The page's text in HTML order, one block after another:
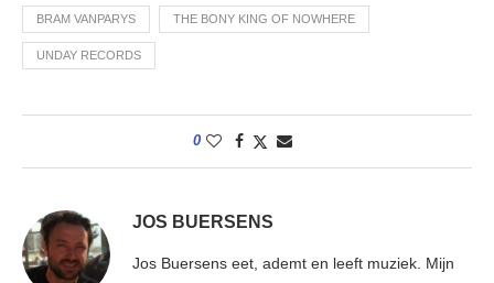
BRAM VANPARYS THE BONY KING OF NOWHERE
UNDAY RECORDS
0
JOS BUERSENS
Jos Buersens eet, ademt en leeft muziek. Mijn